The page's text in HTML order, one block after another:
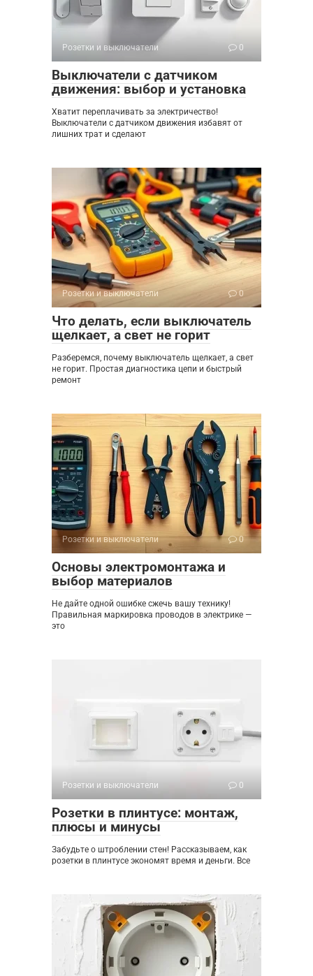
Розетки и выключатели 0
Выключатели с датчиком
движения: выбор и установка
Хватит переплачивать за электричество!
Выключатели с датчиком движения избавят от
лишних трат и сделают
Розетки и выключатели 0
Что делать, если выключатель
щелкает, а свет не горит
Разберемся, почему выключатель щелкает, а свет
не горит. Простая диагностика цепи и быстрый
ремонт
Розетки и выключатели 0
Основы электромонтажа и
выбор материалов
Не дайте одной ошибке сжечь вашу технику!
Правильная маркировка проводов в электрике —
это
Розетки и выключатели 0
Розетки в плинтусе: монтаж,
плюсы и минусы
Забудьте о штроблении стен! Рассказываем, как
розетки в плинтусе экономят время и деньги. Все